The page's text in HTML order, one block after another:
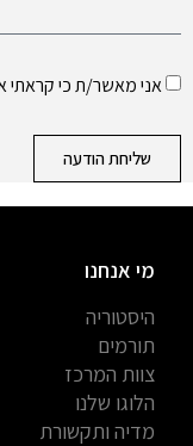
אני מאשר/ת כי קראתי
שליחת הודעה
מי אנחנו
היסטוריה
תורמים
צוות המרכז
הלוגו שלנו
מדיה ותקשורת